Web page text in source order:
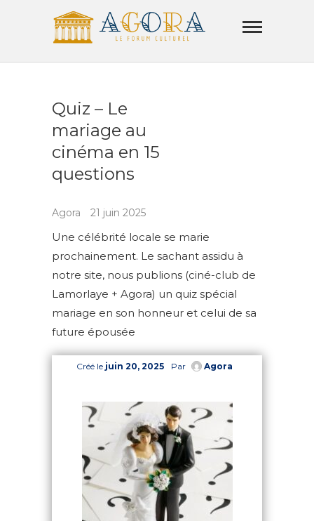
Agora
LE FORUM CULTUREL
Quiz – Le
mariage au
cinéma en 15
questions
Agora 21 juin 2025
Une célébrité locale se marie
prochainement. Le sachant assidu à
notre site, nous publions (ciné-club de
Lamorlaye + Agora) un quiz spécial
mariage en son honneur et celui de sa
future épousée
Créé le juin 20, 2025 Par Agora